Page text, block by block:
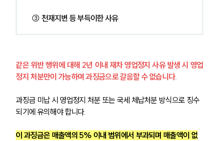
③ 천재지변 등 부득이한 사유
같은 위반 행위에 대해 2년 이내 재차 영업정지 사유 발생 시 영업
정지 처분만이 가능하며 과징금으로 갈음할 수 없습니다.
과징금 미납 시 영업정지 처분 또는 국세 체납처분 방식으로 징수
되기에 유의해야 합니다.
이 과징금은 매출액의 5% 이내 범위에서 부과되며 매출액이 없